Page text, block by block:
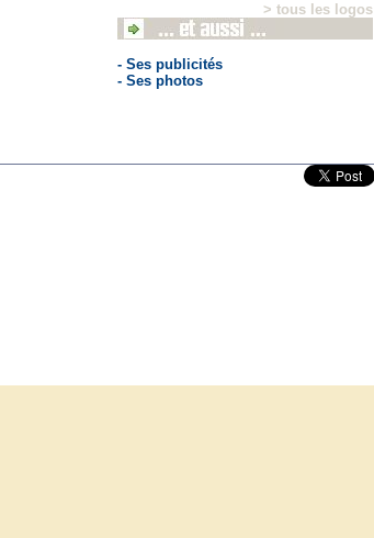
> tous les logos
- Ses publicités
- Ses photos